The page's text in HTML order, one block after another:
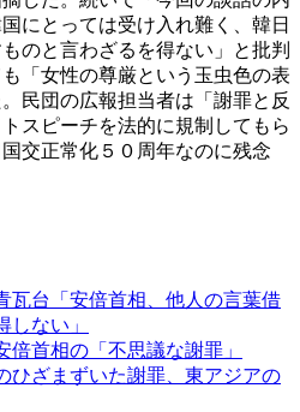
にとっては受け入れ難く、韓日
のと言わざるを得ない」と批判
「女性の尊厳という玉虫色の表
民団の広報担当者は「謝罪と反
スピーチを法的に規制してもら
交正常化５０周年なのに残念
瓦台「安倍首相、他人の言葉借
ない」
倍首相の「不思議な謝罪」
ひざまずいた謝罪、東アジアの